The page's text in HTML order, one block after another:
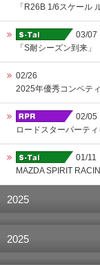
「R26B 1/6スケール
03/07
「S耐シーズン到来
02/26
2025年優秀コンペテ
02/05
ロードスターパーテ
01/11
MAZDA SPIRIT
2025
2025